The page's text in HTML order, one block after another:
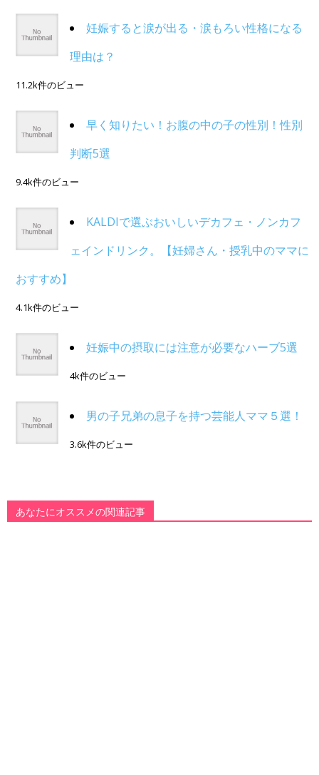
妊娠すると涙が出る・涙もろい性格になる
理由は？
11.2k件のビュー
早く知りたい！お腹の中の子の性別！性別
判断5選
9.4k件のビュー
KALDIで選ぶおいしいデカフェ・ノンカフ
ェインドリンク。【妊婦さん・授乳中のママに
おすすめ】
4.1k件のビュー
妊娠中の摂取には注意が必要なハーブ5選
4k件のビュー
男の子兄弟の息子を持つ芸能人ママ５選！
3.6k件のビュー
あなたにオススメの関連記事